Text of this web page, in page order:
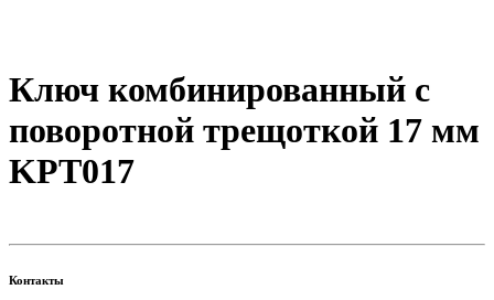
Ключ комбинированный с
поворотной трещоткой 17 мм
KPT017
Контакты